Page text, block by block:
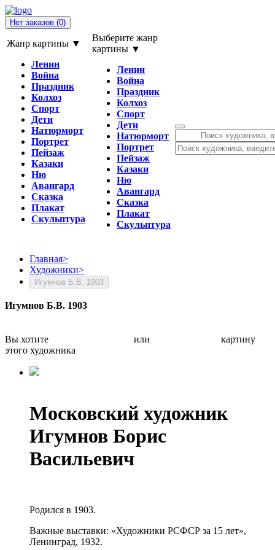
Нет заказов (0)
Жанр картины ▼
Ленин
Война
Праздник
Колхоз
Спорт
Дети
Натюрморт
Портрет
Пейзаж
Казаки
Ню
Авангард
Сказка
Плакат
Скульптура
Выберите жанр
картины ▼
Ленин
Война
Праздник
Колхоз
Спорт
Дети
Натюрморт
Портрет
Пейзаж
Казаки
Ню
Авангард
Сказка
Плакат
Скульптура
Главная>
Художники>
Игумнов Б.В. 1903
Игумнов Б.В. 1903
Вы хотите или
картину
этого художника
Московский художник
Игумнов Борис
Васильевич
Родился в 1903.
Важные выставки: «Художники РСФСР за 15 лет»,
Ленинград, 1932.